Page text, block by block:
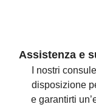
Assistenza e
I nostri
disposizione
e garantirti